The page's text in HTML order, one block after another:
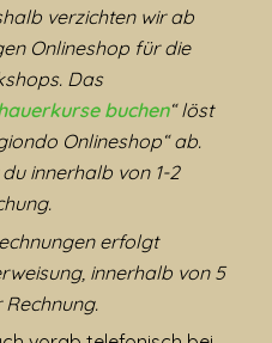
verzichten wir ab
Onlineshop für die
Das
buchen“ löst
Onlineshop“ ab.
innerhalb von 1-2
erfolgt
innerhalb von 5